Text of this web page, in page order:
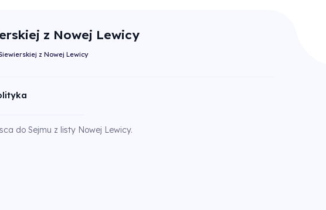
z Nowej Lewicy
z Nowej Lewicy
do Sejmu z listy Nowej Lewicy.